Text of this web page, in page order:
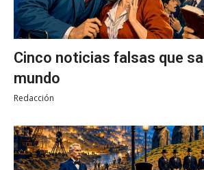
Cinco noticias falsas que
mundo
Redacción